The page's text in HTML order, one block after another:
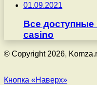
01.09.2021
Все
casino
© Copyright 2026,
Кнопка «Наверх»